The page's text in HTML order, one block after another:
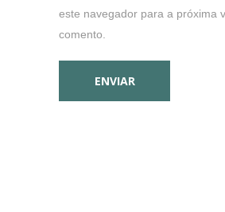
este navegador para a próxima
comento.